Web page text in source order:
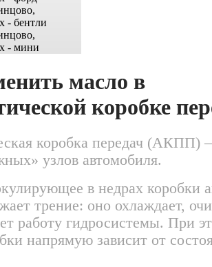
масло в
коробке
коробка передач (АКПП)
узлов автомобиля.
в недрах коробки
трение: оно охлаждает,
работу гидросистемы. При
напрямую зависит от